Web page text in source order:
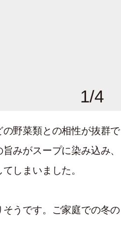
1/4
野菜類との相性が抜群で
みがスープに染み込み、
しまいました。
うです。ご家庭での冬の